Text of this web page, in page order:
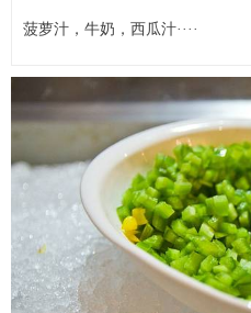
菠萝汁，牛奶，西瓜汁····